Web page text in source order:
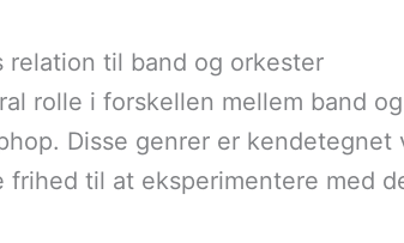
relation til band og orkester
rolle i forskellen mellem band
Disse genrer er
frihed til at eksperimentere med